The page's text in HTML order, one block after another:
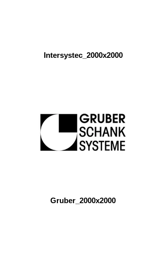
Intersystec_2000x2000
Gruber_2000x2000